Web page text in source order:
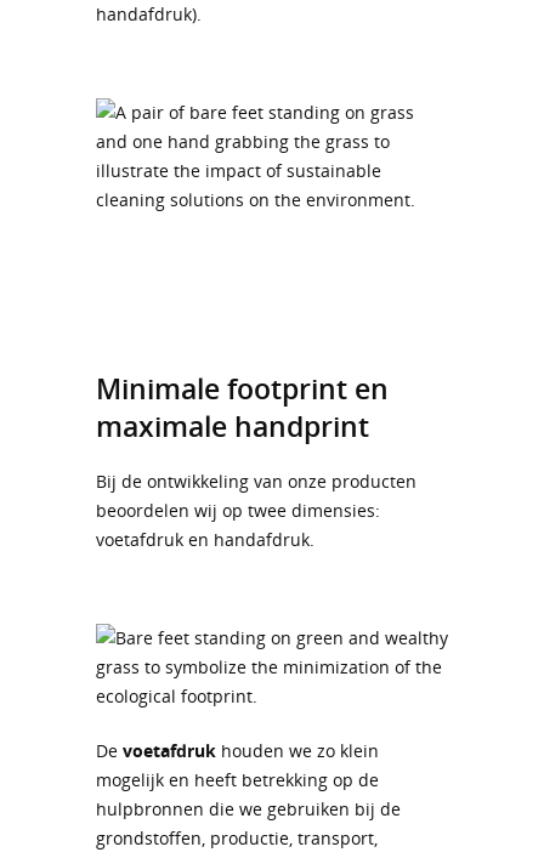
handafdruk).
Minimale footprint en
maximale handprint
Bij de ontwikkeling van onze producten
beoordelen wij op twee dimensies:
voetafdruk en handafdruk.
De voetafdruk houden we zo klein
mogelijk en heeft betrekking op de
hulpbronnen die we gebruiken bij de
grondstoffen, productie, transport,